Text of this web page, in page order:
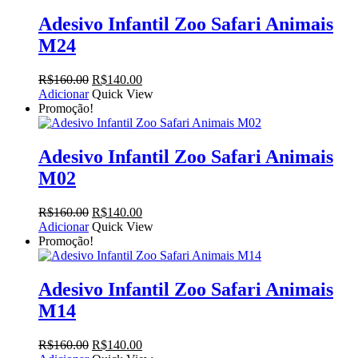
Adesivo Infantil Zoo Safari Animais
M24
R$160.00 O
preço
original
era:
R$140.00O
preço
é:
Adicionar Quick View
Promoção!
Adesivo Infantil Zoo Safari Animais
M02
R$160.00 O
preço
original
era:
R$140.00O
preço
é:
Adicionar Quick View
Promoção!
Adesivo Infantil Zoo Safari Animais
M14
R$160.00 O
R$140.00O